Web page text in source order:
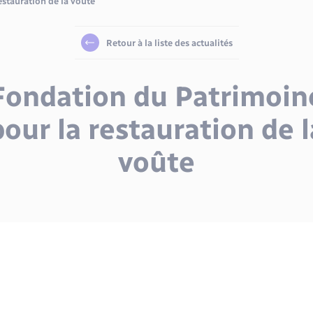
Retour à la liste des actualités
du
la restauration de
voûte